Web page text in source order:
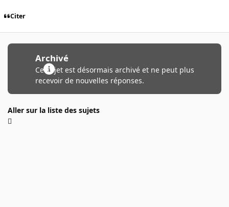
Citer
Archivé
Ce sujet est désormais archivé et ne peut plus
recevoir de nouvelles réponses.
Aller sur la liste des sujets